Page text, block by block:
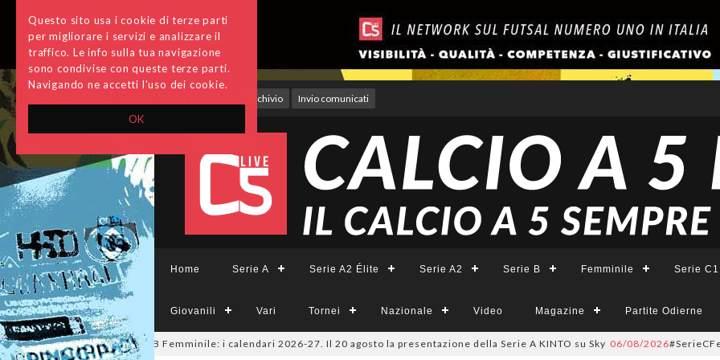
OK
Questo sito usa i cookie di terze parti
per migliorare i servizi e analizzare il
traffico. Le info sulla tua navigazione
sono condivise con queste terze parti.
Navigando ne accetti l'uso dei cookie.
Archivio Invio comunicati
Home Serie A Serie A2 Élite Serie A2 Serie B Femminile Serie C1
Giovanili Vari Tornei Nazionale Video Magazine Partite Odierne
A2 Élite, A2, B e B Femminile: i calendari 2026-27. Il 20 agosto la presentazione della Serie A KINTO su Sky 06/08/2026